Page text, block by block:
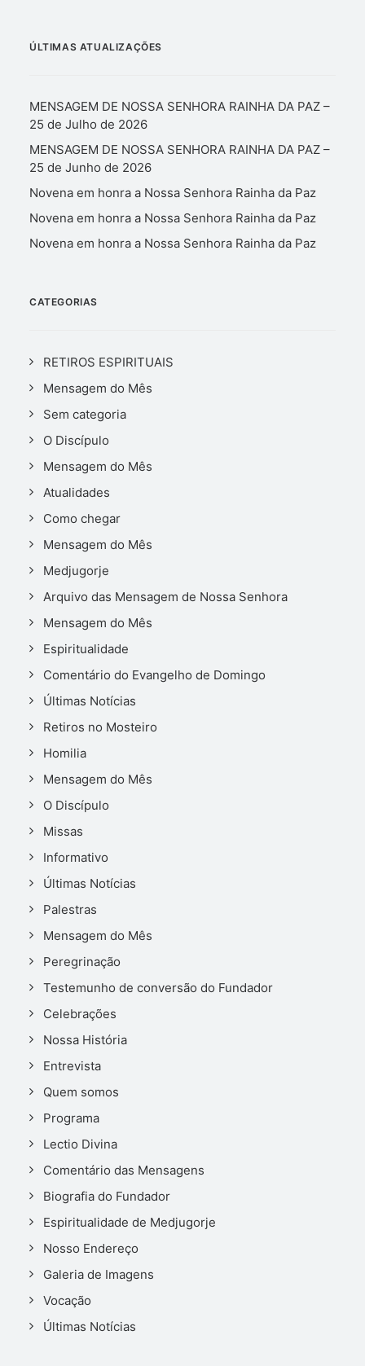
ÚLTIMAS ATUALIZAÇÕES
MENSAGEM DE NOSSA SENHORA RAINHA DA PAZ –
25 de Julho de 2026
MENSAGEM DE NOSSA SENHORA RAINHA DA PAZ –
25 de Junho de 2026
Novena em honra a Nossa Senhora Rainha da Paz
Novena em honra a Nossa Senhora Rainha da Paz
Novena em honra a Nossa Senhora Rainha da Paz
CATEGORIAS
RETIROS ESPIRITUAIS
Mensagem do Mês
Sem categoria
O Discípulo
Mensagem do Mês
Atualidades
Como chegar
Mensagem do Mês
Medjugorje
Arquivo das Mensagem de Nossa Senhora
Mensagem do Mês
Espiritualidade
Comentário do Evangelho de Domingo
Últimas Notícias
Retiros no Mosteiro
Homilia
Mensagem do Mês
O Discípulo
Missas
Informativo
Últimas Notícias
Palestras
Mensagem do Mês
Peregrinação
Testemunho de conversão do Fundador
Celebrações
Nossa História
Entrevista
Quem somos
Programa
Lectio Divina
Comentário das Mensagens
Biografia do Fundador
Espiritualidade de Medjugorje
Nosso Endereço
Galeria de Imagens
Vocação
Últimas Notícias